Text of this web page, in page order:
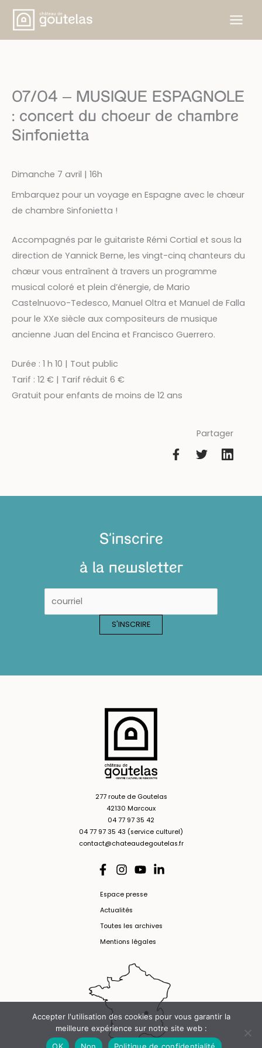
Aller
contenu
07/04 – MUSIQUE ESPAGNOLE
: concert du choeur de chambre
Sinfonietta
Dimanche 7 avril | 16h
Embarquez pour un voyage en Espagne avec le chœur
de chambre Sinfonietta !
Accompagnés par le guitariste Rémi Cortial et sous la
direction de Yannick Berne, les vingt-cinq chanteurs du
chœur vous entraînent à travers un programme
musical coloré et plein d’énergie, de Mario
Castelnuovo-Tedesco, Manuel Oltra et Manuel de Falla
pour le XXe siècle aux compositeurs de musique
ancienne Juan del Encina et Francisco Guerrero.
Durée : 1 h 10 | Tout public
Tarif : 12 € | Tarif réduit 6 €
Gratuit pour enfants de moins de 12 ans
Partager
S'inscrire
à la newsletter
277 route de Goutelas
42130 Marcoux
04 77 97 35 42
04 77 97 35 43 (service culturel)
contact@chateaudegoutelas.fr
Espace presse
Actualités
Toutes les archives
Mentions légales
Accepter l'utilisation des cookies pour vous garantir la
meilleure expérience sur notre site web :
OK
Non Politique de confidentialité